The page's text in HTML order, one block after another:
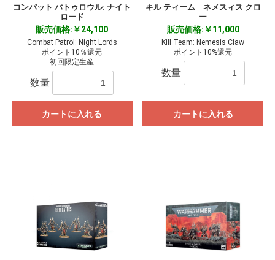
コンバット パトゥロウル: ナイト
ロード
販売価格:￥24,100
Combat Patrol: Night Lords
ポイント10％還元
初回限定生産
数量
カートに入れる
キル ティーム ネメスィス クロ
ー
販売価格:￥11,000
Kill Team: Nemesis Claw
ポイント10%還元
数量
カートに入れる